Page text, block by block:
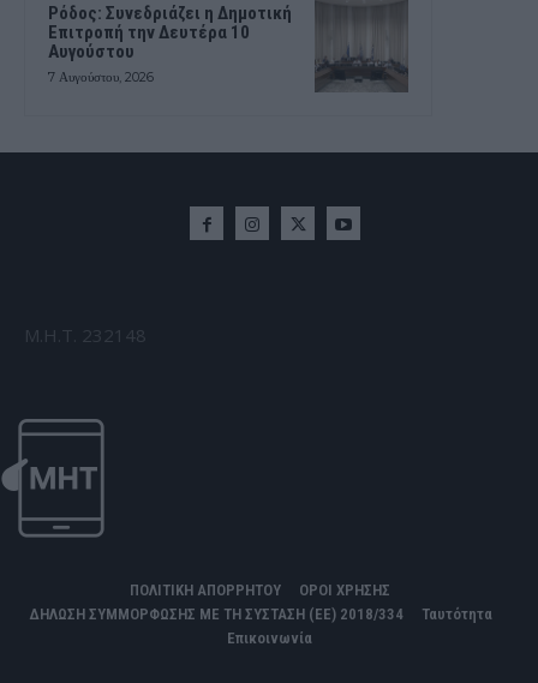
Ρόδος: Συνεδριάζει η Δημοτική
Επιτροπή την Δευτέρα 10
Αυγούστου
7 Αυγούστου, 2026
Μ.Η.Τ. 232148
ΠΟΛΙΤΙΚΗ ΑΠΟΡΡΗΤΟΥ
ΟΡΟΙ ΧΡΗΣΗΣ
ΔΗΛΩΣΗ ΣΥΜΜΟΡΦΩΣΗΣ ΜΕ ΤΗ ΣΥΣΤΑΣΗ (ΕΕ) 2018/334
Ταυτότητα
Επικοινωνία